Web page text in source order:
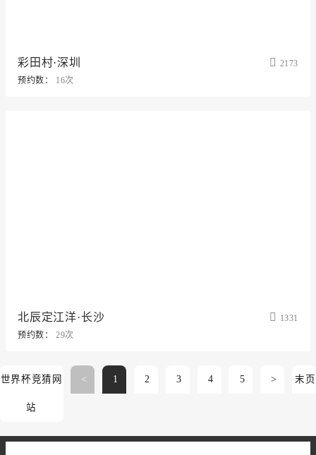
彩田村·深圳
2173
预约数：
16次
北辰定江洋·长沙
1331
预约数：
29次
世界杯竞猜网
站
< 1 2 3 4 5 > 末页